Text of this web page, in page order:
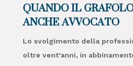
QUANDO IL
ANCHE AVVOCATO
Lo svolgimento della
oltre vent’anni, in